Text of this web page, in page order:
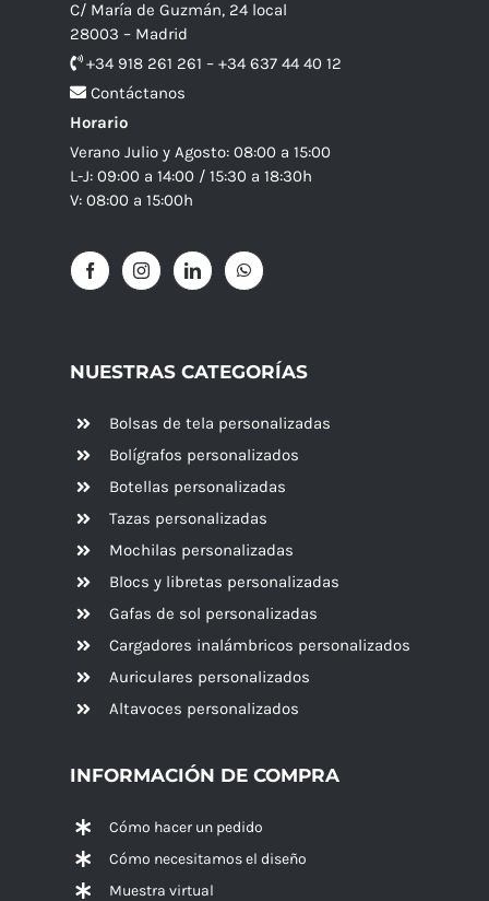
C/ María de Guzmán, 24 local
28003 – Madrid
+34 918 261 261 – +34 637 44 40 12
Contáctanos
Horario
Verano Julio y Agosto: 08:00 a 15:00
L-J: 09:00 a 14:00 / 15:30 a 18:30h
V: 08:00 a 15:00h
NUESTRAS CATEGORÍAS
Bolsas de tela personalizadas
Bolígrafos personalizados
Botellas personalizadas
Tazas personalizadas
Mochilas personalizadas
Blocs y libretas personalizadas
Gafas de sol personalizadas
Cargadores inalámbricos personalizados
Auriculares personalizados
Altavoces personalizados
INFORMACIÓN DE COMPRA
Cómo hacer un pedido
Cómo necesitamos el diseño
Muestra virtual